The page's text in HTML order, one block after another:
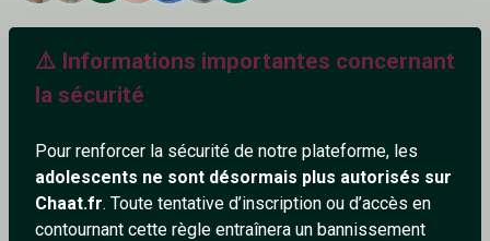
⚠️ Informations importantes concernant
la sécurité
Pour renforcer la sécurité de notre plateforme, les
adolescents ne sont désormais plus autorisés sur
Chaat.fr. Toute tentative d’inscription ou d’accès en
contournant cette règle entraînera un bannissement
Ajouter un commentaire (1)
Compte supprimé 29/4/2026